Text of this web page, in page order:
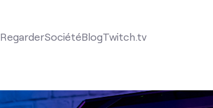
RegarderSociétéBlogTwitch.tv